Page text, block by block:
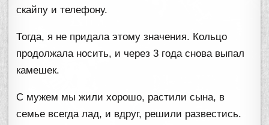
скайпу и телефону.
Тогда, я не придала этому значения. Кольцо
продолжала носить, и через 3 года снова выпал
камешек.
С мужем мы жили хорошо, растили сына, в
семье всегда лад, и вдруг, решили развестись.